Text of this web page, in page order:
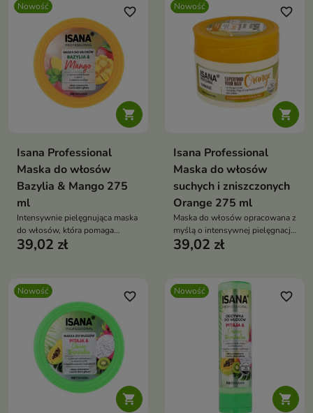
Nowość

favorite_border
Isana Professional
Maska do włosów
Bazylia & Mango 275
ml
Intensywnie pielęgnująca maska
do włosów, która pomaga
przywrócić pasmom miękkość,
39,02 zł
Nowość

favorite_border
Isana Professional
Maska do włosów
suchych i zniszczonych
Orange 275 ml
Maska do włosów opracowana z
myślą o intensywnej pielęgnacji
włosów suchych, zniszczonych
39,02 zł
Nowość

favorite_border Nowość

favorite_border